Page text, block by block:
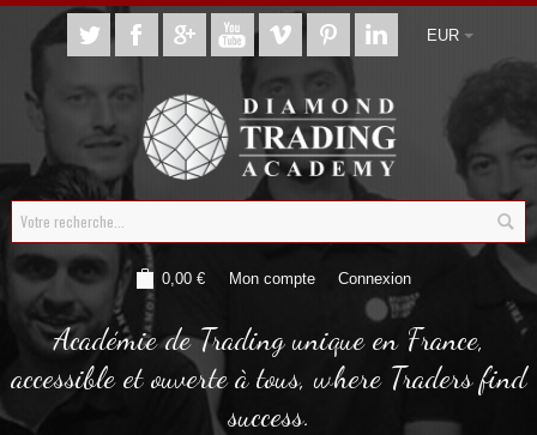
EUR
0,00 € Mon compte Connexion
Académie de Trading unique en France,
accessible et ouverte à tous, where Traders find
success.